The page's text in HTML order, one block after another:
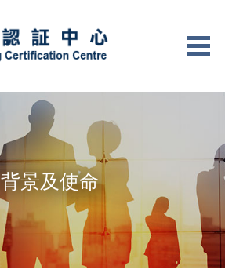
背景及使命